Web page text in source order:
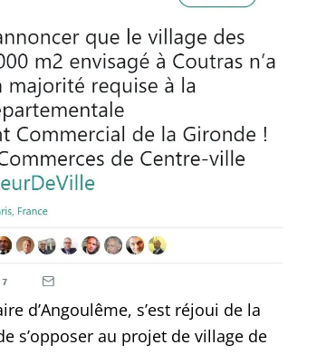
d’Angoulême, s’est réjoui de la
s’opposer au projet de village de